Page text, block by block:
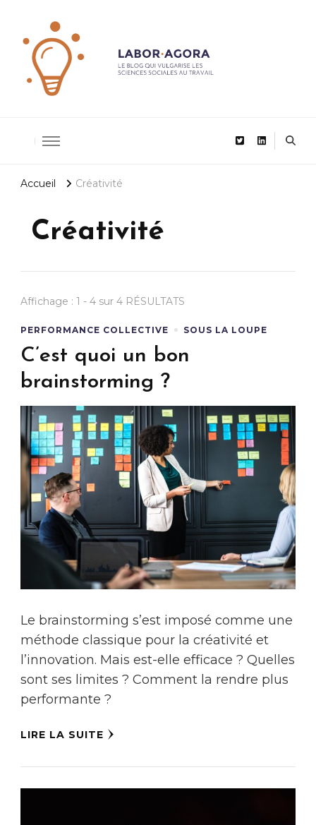
Accueil Créativité
Créativité
Affichage : 1 - 4 sur 4 RÉSULTATS
PERFORMANCE COLLECTIVE SOUS LA LOUPE
C’est quoi un bon
brainstorming ?
Le brainstorming s’est imposé comme une
méthode classique pour la créativité et
l’innovation. Mais est-elle efficace ? Quelles
sont ses limites ? Comment la rendre plus
performante ?
LIRE LA SUITE